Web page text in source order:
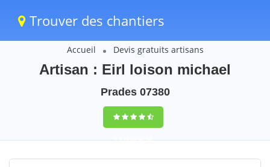
Trouver des chantiers
Accueil Devis gratuits artisans
Artisan : Eirl loison michael
Prades 07380
9,5(100%)58
votes